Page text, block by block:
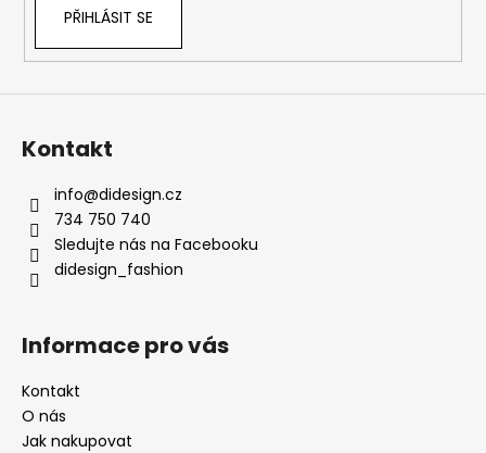
PŘIHLÁSIT SE
Kontakt
info@didesign.cz
734 750 740
Sledujte nás na Facebooku
didesign_fashion
Informace pro vás
Kontakt
O nás
Jak nakupovat